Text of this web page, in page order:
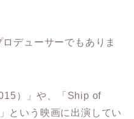
デューサーでもありま
）」や、「Ship of
という映画に出演してい